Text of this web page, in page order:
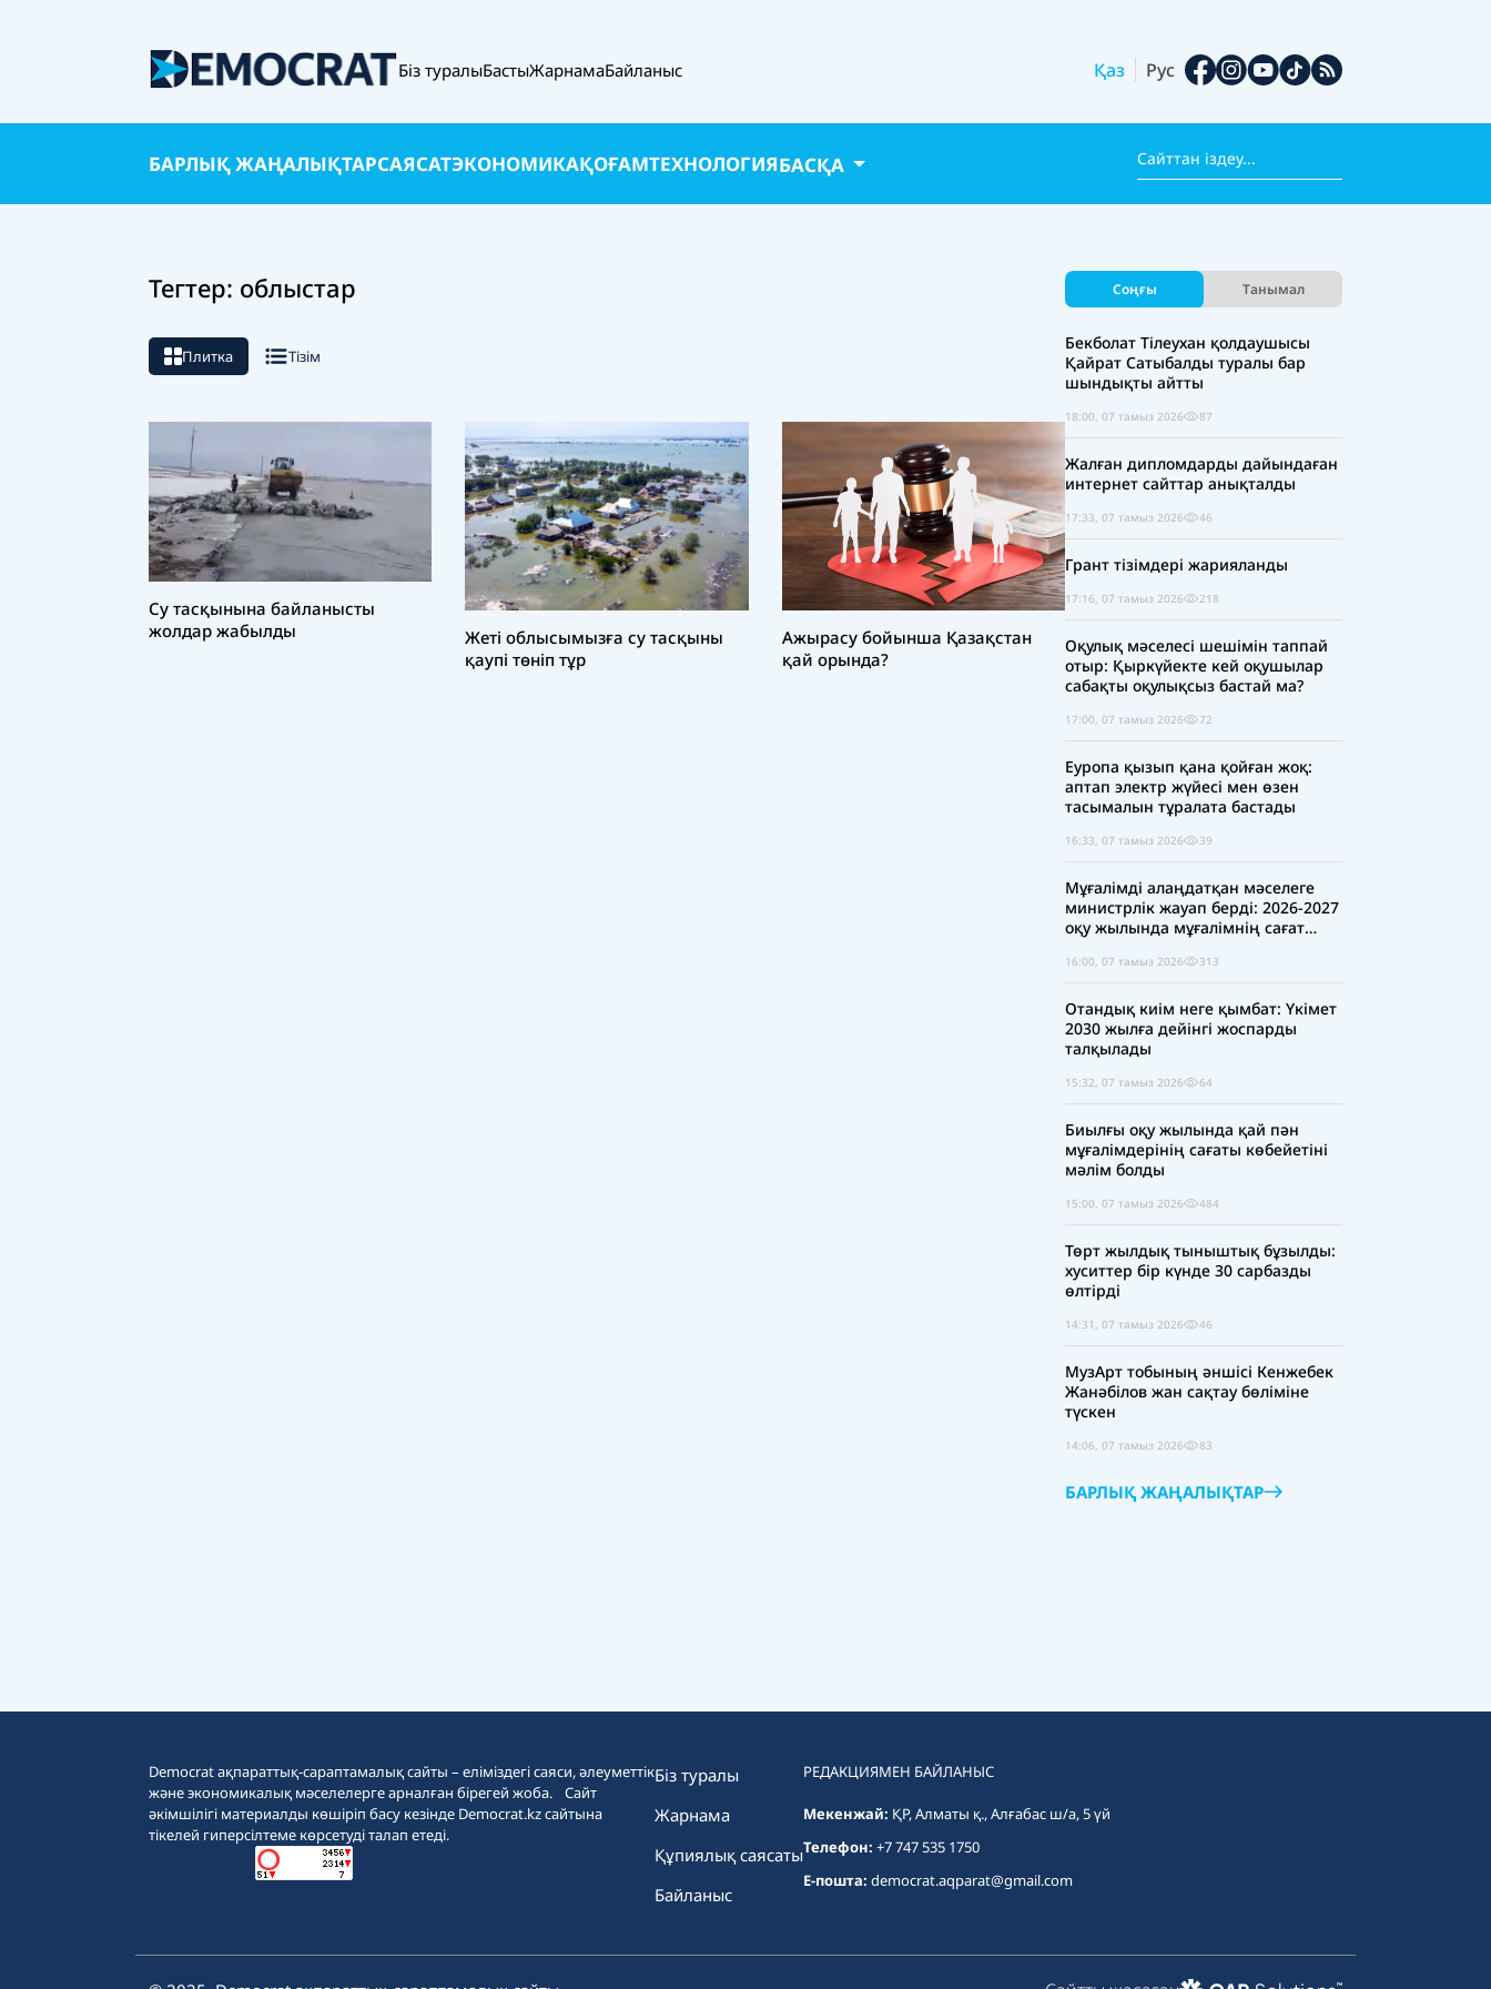
Біз туралыБастыЖарнамаБайланыс Қаз Рус
БАРЛЫҚ ЖАҢАЛЫҚТАРСАЯСАТЭКОНОМИКАҚОҒАМТЕХНОЛОГИЯБАСҚА
Тегтер: облыстар
Плитка Тізім
Су тасқынына байланысты
жолдар жабылды
Жеті облысымызға су тасқыны
қаупі төніп тұр
Ажырасу бойынша Қазақстан
қай орында?
Соңғы Танымал
Бекболат Тілеухан қолдаушысы
Қайрат Сатыбалды туралы бар
шындықты айтты
18:00, 07 тамыз 2026 87
Жалған дипломдарды дайындаған
интернет сайттар анықталды
17:33, 07 тамыз 2026 46
Грант тізімдері жарияланды
17:16, 07 тамыз 2026 218
Оқулық мәселесі шешімін таппай
отыр: Қыркүйекте кей оқушылар
сабақты оқулықсыз бастай ма?
17:00, 07 тамыз 2026 72
Еуропа қызып қана қойған жоқ:
аптап электр жүйесі мен өзен
тасымалын тұралата бастады
16:33, 07 тамыз 2026 39
Мұғалімді алаңдатқан мәселеге
министрлік жауап берді: 2026-2027
оқу жылында мұғалімнің сағат
16:00, 07 тамыз 2026 313
Отандық киім неге қымбат: Үкімет
2030 жылға дейінгі жоспарды
талқылады
15:32, 07 тамыз 2026 64
Биылғы оқу жылында қай пән
мұғалімдерінің сағаты көбейетіні
мәлім болды
15:00, 07 тамыз 2026 484
Төрт жылдық тыныштық бұзылды:
хуситтер бір күнде 30 сарбазды
өлтірді
14:31, 07 тамыз 2026 46
МузАрт тобының әншісі Кенжебек
Жанәбілов жан сақтау бөліміне
түскен
14:06, 07 тамыз 2026 83
БАРЛЫҚ ЖАҢАЛЫҚТАР
Democrat ақпараттық-сараптамалық сайты – еліміздегі саяси, әлеуметтік
және экономикалық мәселелерге арналған бірегей жоба. Сайт
әкімшілігі материалды көшіріп басу кезінде Democrat.kz сайтына
тікелей гиперсілтеме көрсетуді талап етеді.
Біз туралы
Жарнама
Құпиялық саясаты
Байланыс
РЕДАКЦИЯМЕН БАЙЛАНЫС
Мекенжай: ҚР, Алматы қ., Алғабас ш/а, 5 үй
Телефон: +7 747 535 1750
E-пошта: democrat.aqparat@gmail.com